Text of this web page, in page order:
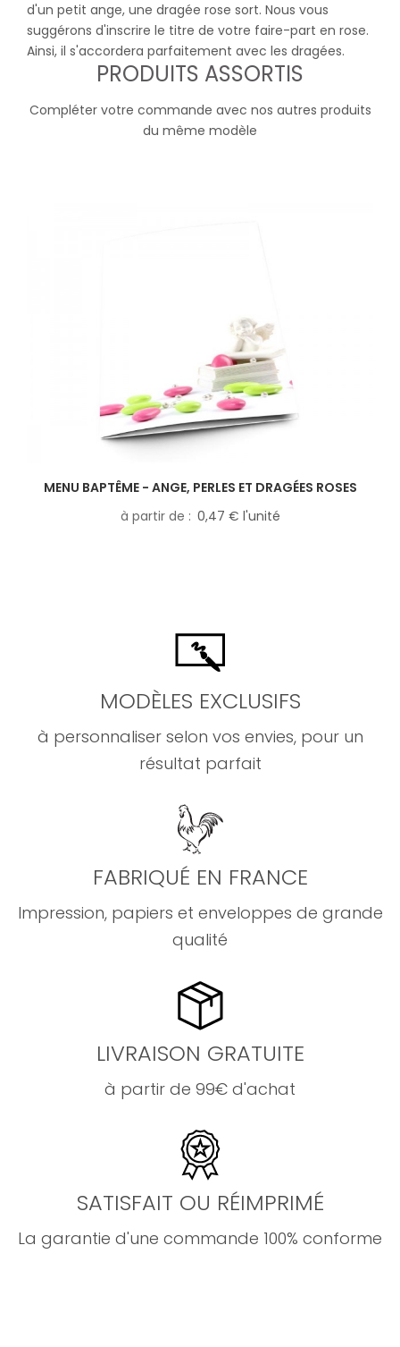
d'un petit ange, une dragée rose sort. Nous vous
suggérons d'inscrire le titre de votre faire-part en rose.
Ainsi, il s'accordera parfaitement avec les dragées.
PRODUITS ASSORTIS
Compléter votre commande avec nos autres produits
du même modèle
MENU BAPTÊME - ANGE, PERLES ET DRAGÉES ROSES
à partir de
0,47 € l'unité
MODÈLES EXCLUSIFS
à personnaliser selon vos envies, pour un
résultat parfait
FABRIQUÉ EN FRANCE
Impression, papiers et enveloppes de grande
qualité
LIVRAISON GRATUITE
à partir de 99€ d'achat
SATISFAIT OU RÉIMPRIMÉ
La garantie d'une commande 100% conforme